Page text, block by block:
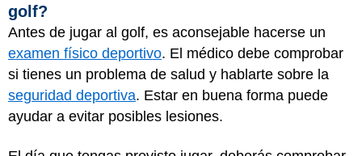
golf?
Antes de jugar al golf, es aconsejable hacerse un
examen físico deportivo. El médico debe comprobar
si tienes un problema de salud y hablarte sobre la
seguridad deportiva. Estar en buena forma puede
ayudar a evitar posibles lesiones.